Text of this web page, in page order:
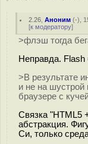
2.26 ,Аноним (-),
[к модератору]
>флэш тогда
Неправда.
>В результате
и не на шустрой
браузере с
Связка "HTML5
абстракция.
Си, только